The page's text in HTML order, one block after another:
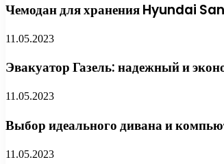
Чемодан для хранения Hyundai
11.05.2023
Эвакуатор Газель: надежный и
11.05.2023
Выбор идеального дивана и
11.05.2023